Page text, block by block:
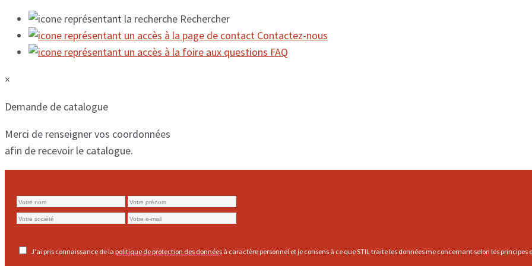
Rechercher
Contactez-nous
FAQ
×
Demande de catalogue
Merci de renseigner vos coordonnées
afin de recevoir le catalogue.
J'ai pris connaissance de la politique de protection des données à caractère personnel et je consens à ce que STIL traite les données me concernant selon les